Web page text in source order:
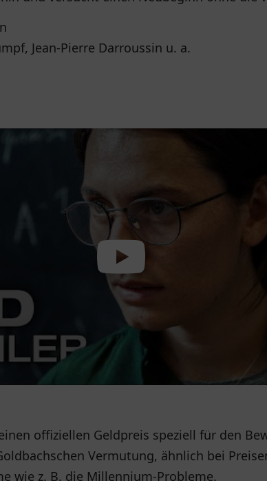
Jean-Pierre Darroussin u. a.
offiziellen Geldpreis speziell für den
Vermutung, ähnlich bei
wie z. B. die Millennium-Probleme.